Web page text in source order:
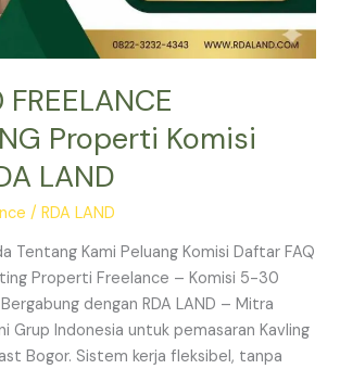
FREELANCE
Properti Komisi
LAND
/RDA LAND
Tentang Kami Peluang Komisi Daftar FAQ
Properti Freelance – Komisi 5-30
dengan RDA LAND – Mitra
Grup Indonesia untuk pemasaran Kavling
Bogor. Sistem kerja fleksibel, tanpa